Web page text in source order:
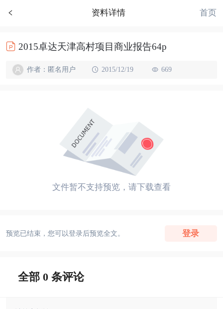
资料详情 首页
2015卓达天津高村项目商业报告64p
作者：匿名用户 2015/12/19 669
文件暂不支持预览，请下载查看
预览已结束，您可以登录后预览全文。 登录
全部 0 条评论